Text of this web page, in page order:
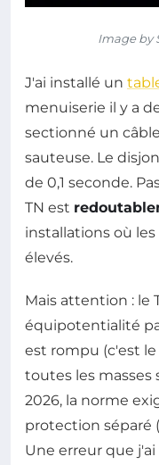
Image by
J'ai installé un
menuiserie il y a
sectionné un
sauteuse. Le
de 0,1 seconde.
TN est
installations où
élevés.
Mais attention : le
équipotentialité
est rompu (c'est
toutes les masses
2026, la norme
protection séparé
Une erreur que